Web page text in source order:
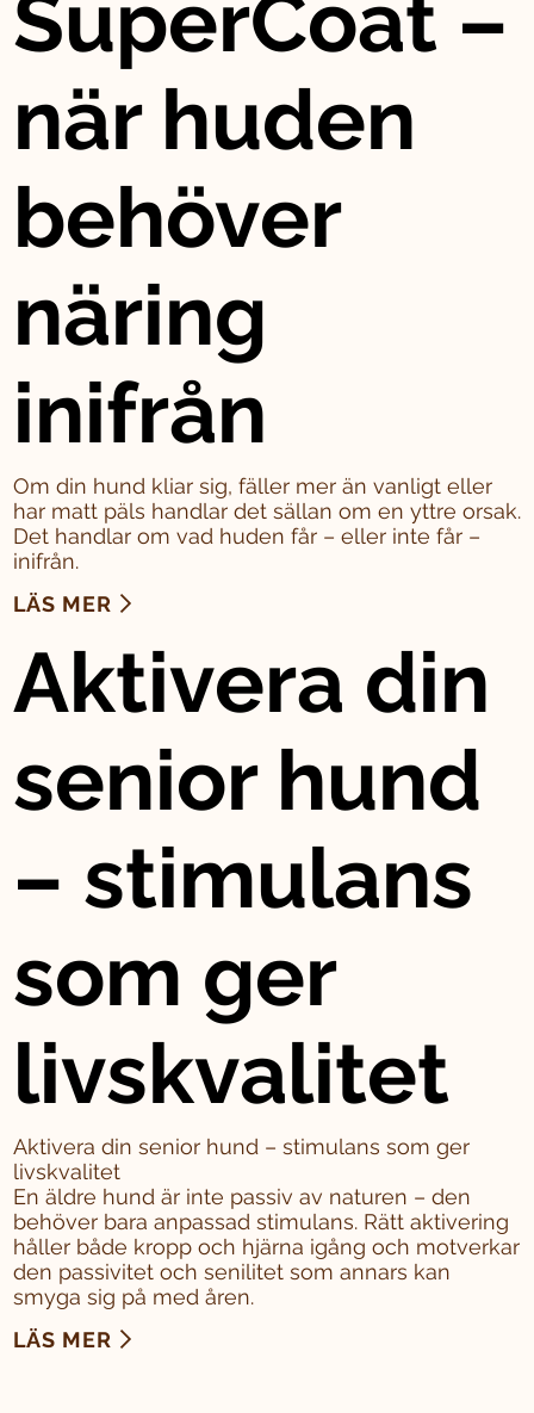
SuperCoat –
när huden
behöver
näring
inifrån
Om din hund kliar sig, fäller mer än vanligt eller
har matt päls handlar det sällan om en yttre orsak.
Det handlar om vad huden får – eller inte får –
inifrån.
LÄS MER
Aktivera din
senior hund
– stimulans
som ger
livskvalitet
Aktivera din senior hund – stimulans som ger
livskvalitet
En äldre hund är inte passiv av naturen – den
behöver bara anpassad stimulans. Rätt aktivering
håller både kropp och hjärna igång och motverkar
den passivitet och senilitet som annars kan
smyga sig på med åren.
LÄS MER